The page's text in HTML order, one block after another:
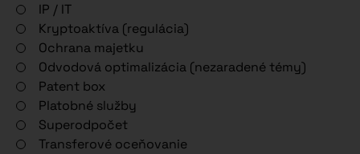
IP / IT
Kryptoaktíva (regulácia)
Ochrana majetku
Odvodová optimalizácia (nezaradené témy)
Patent box
Platobné služby
Superodpočet
Transferové oceňovanie